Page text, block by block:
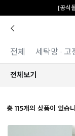
[공식
전체 세탁망 · 고
전체보기
총 115개의 상품이 있습